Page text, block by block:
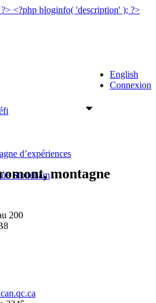
English
Connexion
d’expériences
Stonehammontagne
200